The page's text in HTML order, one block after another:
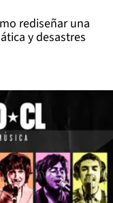
rediseñar una
y desastres